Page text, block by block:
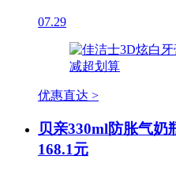
07.29
优惠直达 >
贝亲330ml防胀气奶
168.1元